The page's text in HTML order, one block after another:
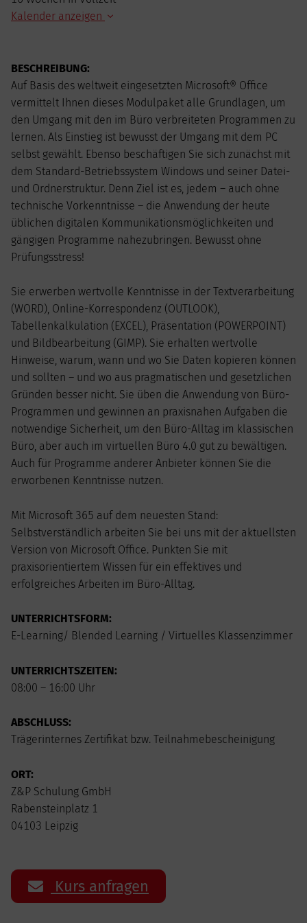
Kalender anzeigen
Mo Di
11 12 15
17
18 20 21 22
23
24
25 26 29
30
31
BESCHREIBUNG:
Auf Basis des weltweit eingesetzten Microsoft® Office
vermittelt Ihnen dieses Modulpaket alle Grundlagen, um
den Umgang mit den im Büro verbreiteten Programmen zu
lernen. Als Einstieg ist bewusst der Umgang mit dem PC
selbst gewählt. Ebenso beschäftigen Sie sich zunächst mit
dem Standard-Betriebssystem Windows und seiner Datei-
und Ordnerstruktur. Denn Ziel ist es, jedem – auch ohne
technische Vorkenntnisse – die Anwendung der heute
üblichen digitalen Kommunikationsmöglichkeiten und
gängigen Programme nahezubringen. Bewusst ohne
Prüfungsstress!
Sie erwerben wertvolle Kenntnisse in der Textverarbeitung
(WORD), Online-Korrespondenz (OUTLOOK),
Tabellenkalkulation (EXCEL), Präsentation (POWERPOINT)
und Bildbearbeitung (GIMP). Sie erhalten wertvolle
Hinweise, warum, wann und wo Sie Daten kopieren können
und sollten – und wo aus pragmatischen und gesetzlichen
Gründen besser nicht. Sie üben die Anwendung von Büro-
Programmen und gewinnen an praxisnahen Aufgaben die
notwendige Sicherheit, um den Büro-Alltag im klassischen
Büro, aber auch im virtuellen Büro 4.0 gut zu bewältigen.
Auch für Programme anderer Anbieter können Sie die
erworbenen Kenntnisse nutzen.
Mit Microsoft 365 auf dem neuesten Stand:
Selbstverständlich arbeiten Sie bei uns mit der aktuellsten
Version von Microsoft Office. Punkten Sie mit
praxisorientiertem Wissen für ein effektives und
erfolgreiches Arbeiten im Büro-Alltag.
UNTERRICHTSFORM:
E-Learning/ Blended Learning / Virtuelles Klassenzimmer
UNTERRICHTSZEITEN:
08:00 – 16:00 Uhr
ABSCHLUSS:
Trägerinternes Zertifikat bzw. Teilnahmebescheinigung
ORT:
Z&P Schulung GmbH
Rabensteinplatz 1
04103 Leipzig
Kurs anfragen